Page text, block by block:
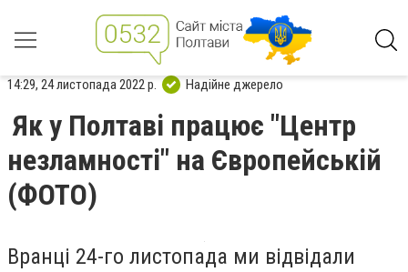
14:29, 24 листопада 2022 р. Надійне джерело
Як у Полтаві працює "Центр
незламності" на Європейській
(ФОТО)
Вранці 24-го листопада ми відвідали